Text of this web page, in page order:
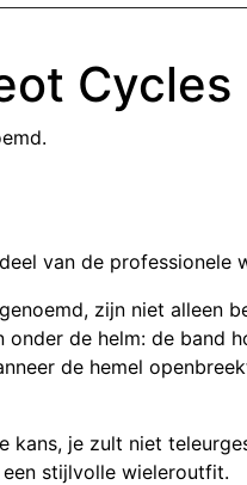
Cycles
van de professionele
zijn niet alleen
de helm: de band
de hemel
je zult niet
stijlvolle wieleroutfit.